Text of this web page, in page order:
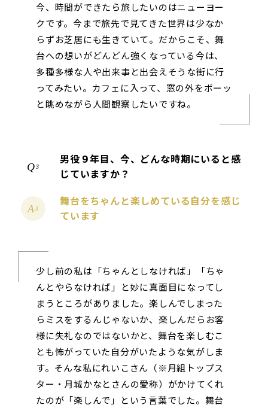
今、時間ができたら旅したいのはニューヨー
クです。今まで旅先で見てきた世界は少なか
らずお芝居にも生きていて。だからこそ、舞
台への想いがどんどん強くなっている今は、
多種多様な人や出来事と出会えそうな街に行
ってみたい。カフェに入って、窓の外をボーッ
と眺めながら人間観察したいですね。
3
男役９年目、今、どんな時期にいると感
じていますか？
3
舞台をちゃんと楽しめている自分を感じ
ています
少し前の私は「ちゃんとしなければ」「ちゃ
んとやらなければ」と妙に真面目になってし
まうところがありました。楽しんでしまった
らミスをするんじゃないか、楽しんだらお客
様に失礼なのではないかと、舞台を楽しむこ
とも怖がっていた自分がいたような気がしま
す。そんな私にれいこさん（※月組トップス
ター・月城かなとさんの愛称）がかけてくれ
たのが「楽しんで」という言葉でした。舞台